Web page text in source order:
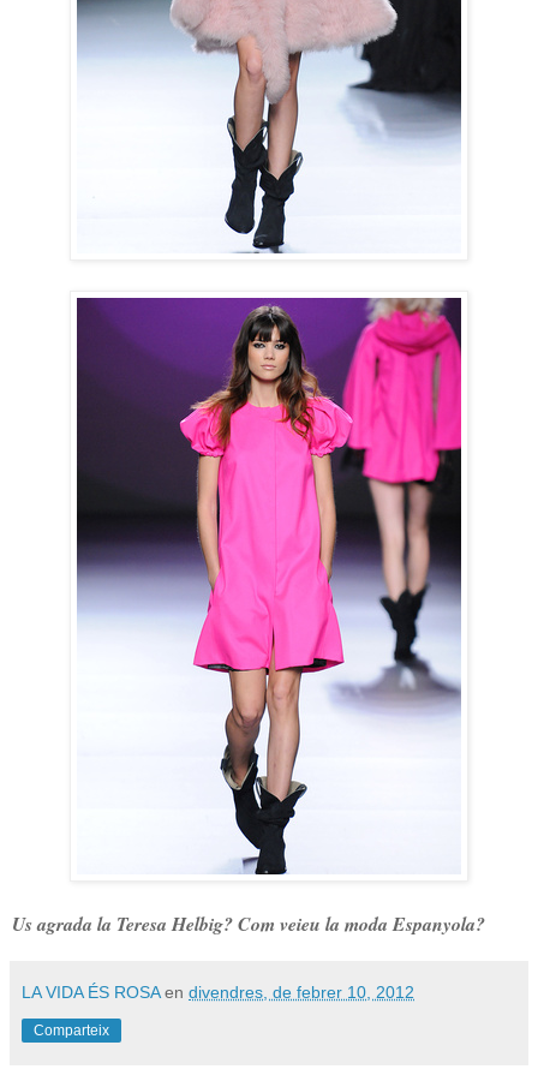
Us agrada la Teresa Helbig? Com veieu la moda Espanyola?
LA VIDA ÉS ROSA en divendres, de febrer 10, 2012
Comparteix